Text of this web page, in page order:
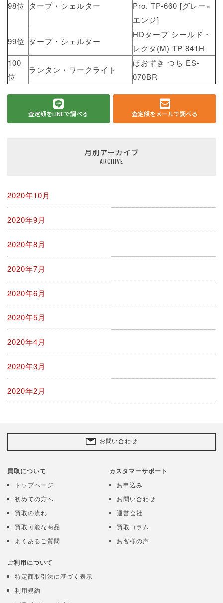
98位 タープ・シェルター
Pro. TP-660 [グレー×
エンジ]
99位 タープ・シェルター
HDタープ シールド・
レクタ(M) TP-841H
100
位
ランタン・ワークライト
ほおずき つち ES-
070BR
査定額をLINEで調べる 査定額をメールで調べる
月別アーカイブ
ARCHIVE
2020年10月
2020年9月
2020年8月
2020年7月
2020年6月
2020年5月
2020年4月
2020年3月
2020年2月
お問い合わせ
買取について
トップページ
初めての方へ
買取の流れ
買取可能な商品
よくあるご質問
カスタマーサポート
お申込み
お問い合わせ
運営会社
買取コラム
お客様の声
ご利用について
特定商取引法に基づく表示
利用規約